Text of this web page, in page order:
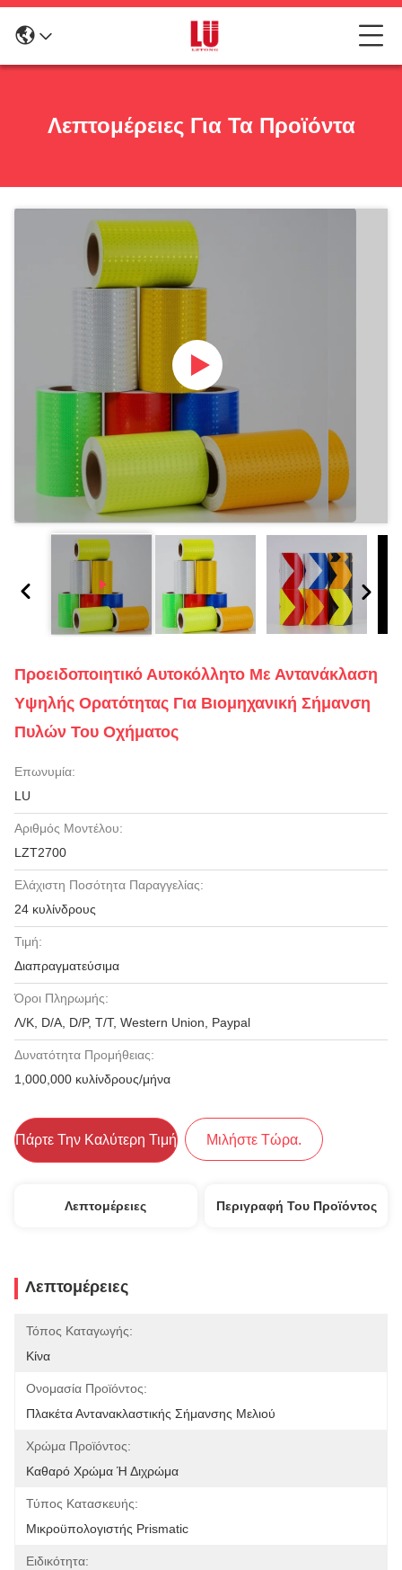
Λεπτομέρειες Για Τα Προϊόντα
Προειδοποιητικό Αυτοκόλλητο Με Αντανάκλαση
Υψηλής Ορατότητας Για Βιομηχανική Σήμανση
Πυλών Του Οχήματος
Επωνυμία:
LU
Αριθμός Μοντέλου:
LZT2700
Ελάχιστη Ποσότητα Παραγγελίας:
24 κυλίνδρους
Τιμή:
Διαπραγματεύσιμα
Όροι Πληρωμής:
Λ/Κ, D/A, D/P, T/T, Western Union, Paypal
Δυνατότητα Προμήθειας:
1,000,000 κυλίνδρους/μήνα
Πάρτε Την Καλύτερη Τιμή Μιλήστε Τώρα.
Λεπτομέρειες Περιγραφή Του Προϊόντος
Λεπτομέρειες
Τόπος Καταγωγής:
Κίνα
Ονομασία Προϊόντος:
Πλακέτα Αντανακλαστικής Σήμανσης Μελιού
Χρώμα Προϊόντος:
Καθαρό Χρώμα Ή Διχρώμα
Τύπος Κατασκευής:
Μικροϋπολογιστής Prismatic
Ειδικότητα: